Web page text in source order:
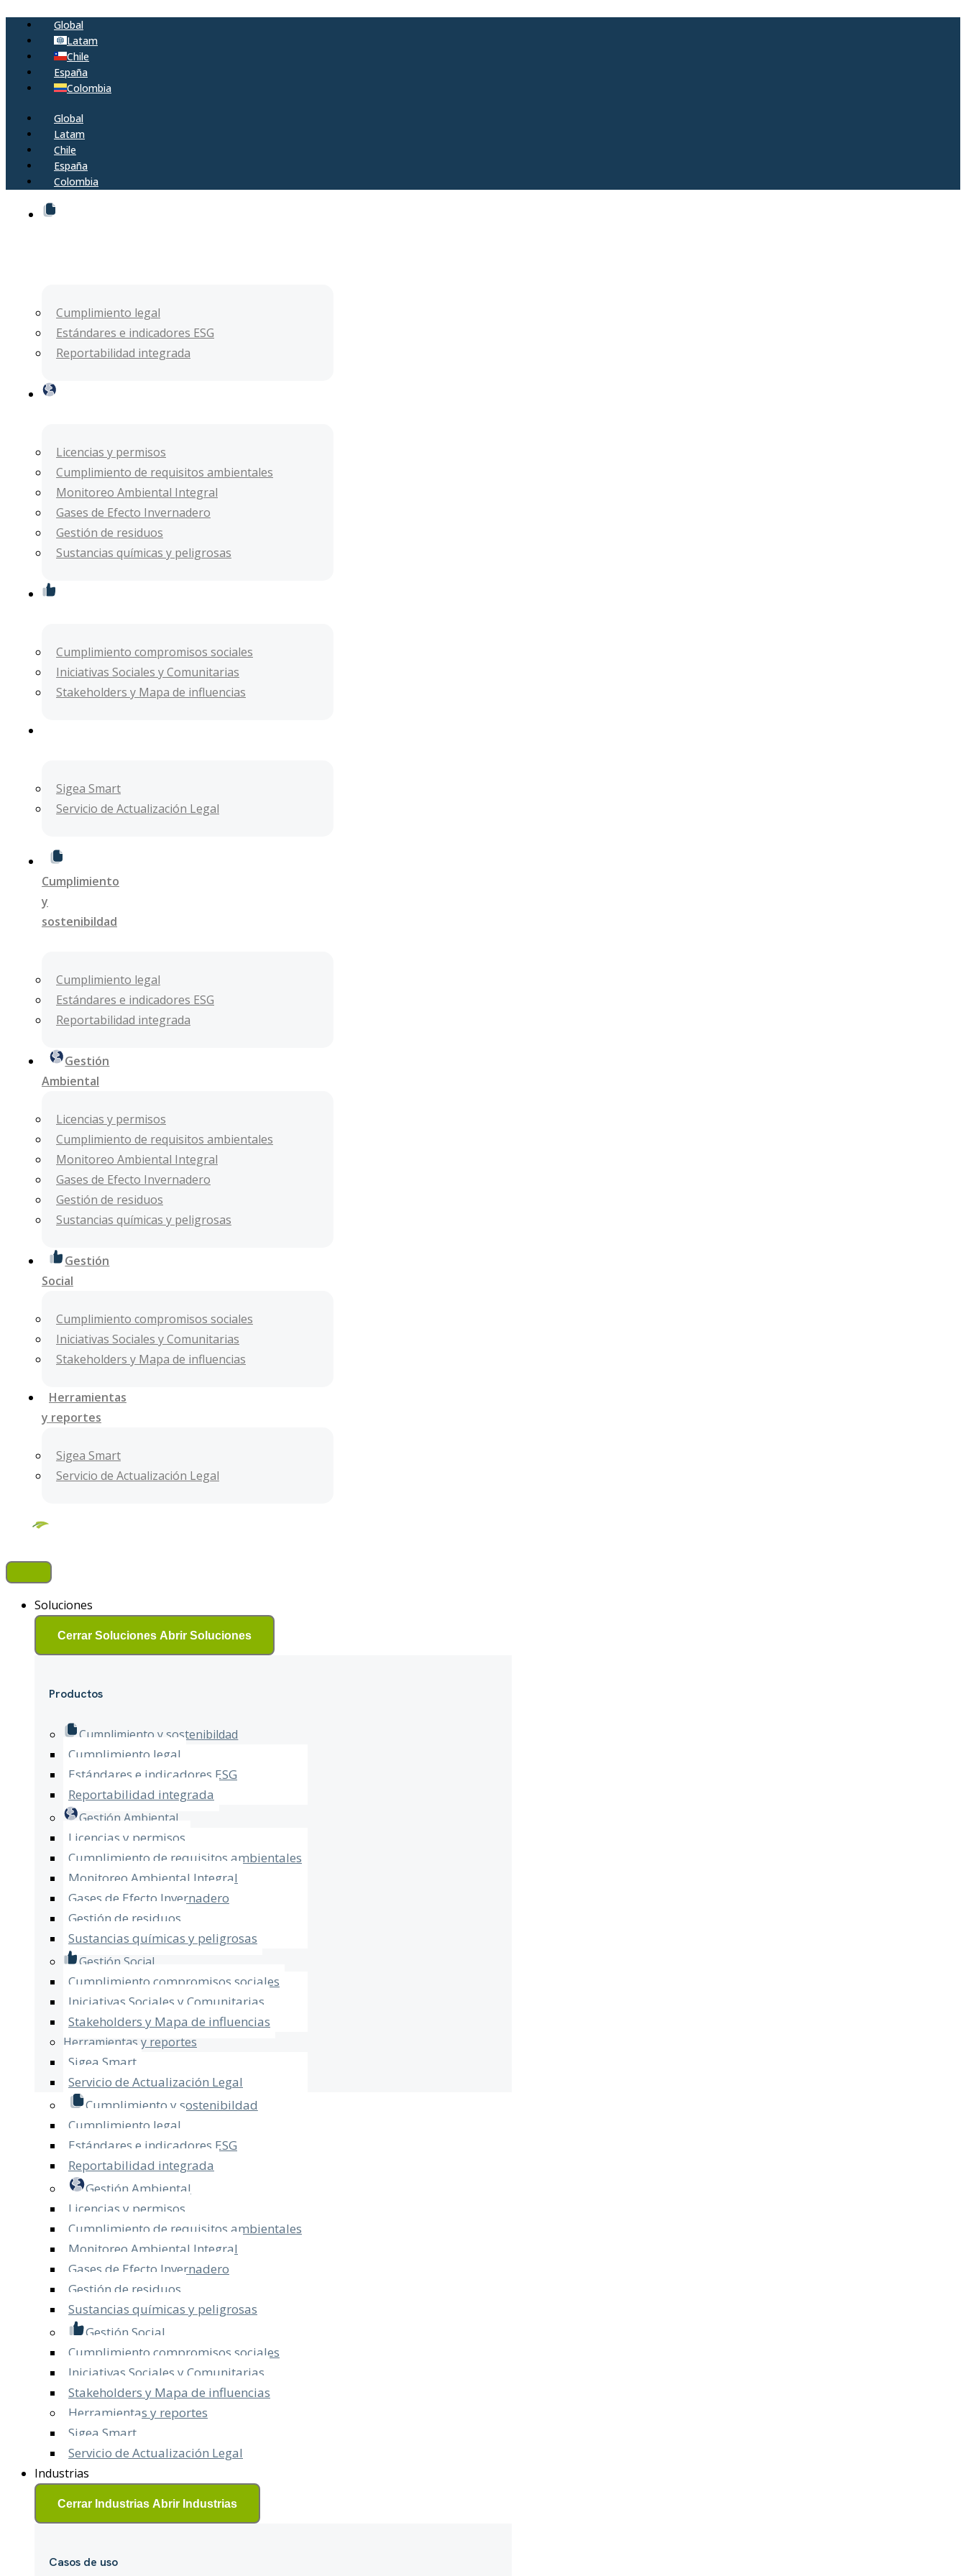
Global
Latam
Chile
España
Colombia
Global
Latam
Chile
España
Colombia
Cumplimiento legal
Estándares e indicadores ESG
Reportabilidad integrada
Licencias y permisos
Cumplimiento de requisitos ambientales
Monitoreo Ambiental Integral
Gases de Efecto Invernadero
Gestión de residuos
Sustancias químicas y peligrosas
Cumplimiento compromisos sociales
Iniciativas Sociales y Comunitarias
Stakeholders y Mapa de influencias
Sigea Smart
Servicio de Actualización Legal​
Cumplimiento
y
sostenibildad
Cumplimiento legal
Estándares e indicadores ESG
Reportabilidad integrada
Gestión
Ambiental
Licencias y permisos
Cumplimiento de requisitos ambientales
Monitoreo Ambiental Integral
Gases de Efecto Invernadero
Gestión de residuos
Sustancias químicas y peligrosas
Gestión
Social
Cumplimiento compromisos sociales
Iniciativas Sociales y Comunitarias
Stakeholders y Mapa de influencias
Herramientas
y reportes
Sigea Smart
Servicio de Actualización Legal​
Soluciones
Cerrar Soluciones Abrir Soluciones
Productos
Cumplimiento y sostenibildad
Cumplimiento legal
Estándares e indicadores ESG
Reportabilidad integrada
Gestión Ambiental
Licencias y permisos
Cumplimiento de requisitos ambientales
Monitoreo Ambiental Integral
Gases de Efecto Invernadero
Gestión de residuos
Sustancias químicas y peligrosas
Gestión Social
Cumplimiento compromisos sociales
Iniciativas Sociales y Comunitarias
Stakeholders y Mapa de influencias
Herramientas y reportes
Sigea Smart
Servicio de Actualización Legal​
Cumplimiento y sostenibildad
Cumplimiento legal
Estándares e indicadores ESG
Reportabilidad integrada
Gestión Ambiental
Licencias y permisos
Cumplimiento de requisitos ambientales
Monitoreo Ambiental Integral
Gases de Efecto Invernadero
Gestión de residuos
Sustancias químicas y peligrosas
Gestión Social
Cumplimiento compromisos sociales
Iniciativas Sociales y Comunitarias
Stakeholders y Mapa de influencias
Herramientas y reportes
Sigea Smart
Servicio de Actualización Legal​
Industrias
Cerrar Industrias Abrir Industrias
Casos de uso